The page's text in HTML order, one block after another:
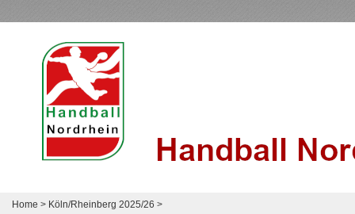
Home > Köln/Rheinberg 2025/26 >